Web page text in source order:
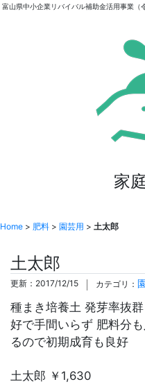
富山県中小企業リバイバル補助金活用事業（
家
Home > 肥料 > 園芸用 > 土太郎
土太郎
更新：2017/12/15 カテゴリ：
種まき培養土 発芽率抜
好で手間いらず 肥料分
るので初期成育も良好
土太郎 ￥1,630